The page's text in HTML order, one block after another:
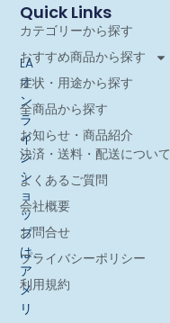
LA
オ
ン
ラ
イ
ン
シ
ョ
ッ
プ
は、
ア
メ
リ
Quick Links
カテゴリーから探す
おすすめ商品から探す
症状・用途から探す
全商品から探す
お知らせ・商品紹介
決済・送料・配送について
よくあるご質問
会社概要
お問合せ
プライバシーポリシー
利用規約